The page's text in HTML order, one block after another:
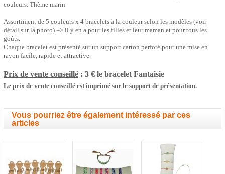
couleurs. Thème marin
Assortiment de 5 couleurs x 4 bracelets à la couleur selon les modèles (voir
détail sur la photo) => il y en a pour les filles et leur maman et pour tous les
goûts.
Chaque bracelet est présenté sur un support carton perforé pour une mise en
rayon facile, rapide et attractive.
Prix de vente conseillé: 3 € le bracelet Fantaisie
Le prix de vente conseillé est imprimé sur le support de présentation.
Vous pourriez être également intéressé par ces
articles